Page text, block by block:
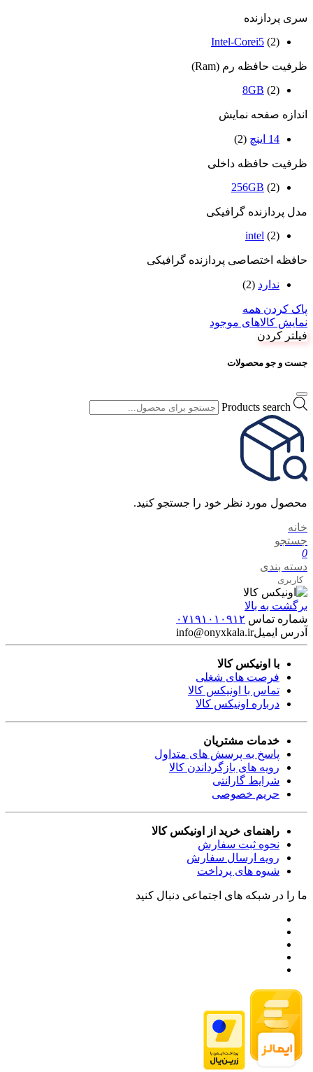
سری پردازنده
Intel-Corei5 (2)
ظرفیت حافظه رم (Ram)
8GB (2)
اندازه صفحه نمایش
14 اینچ (2)
ظرفیت حافظه داخلی
256GB (2)
مدل پردازنده گرافیکی
intel (2)
حافظه اختصاصی پردازنده گرافیکی
ندارد (2)
پاک کردن همه
نمایش کالاهای موجود
فیلتر کردن
جست و جو محصولات
Products search
محصول مورد نظر خود را جستجو کنید.
خانه
جستجو
0
دسته بندی
کاربری
برگشت به بالا
شماره تماس ۰۷۱۹۱۰۱۰۹۱۲
آدرس ایمیلinfo@onyxkala.ir
با اونیکس کالا
فرصت های شغلی
تماس با اونیکس کالا
درباره اونیکس کالا
خدمات مشتریان
پاسخ به پرسش های متداول
رویه های بازگرداندن کالا
شرایط گارانتی
حریم خصوصی
راهنمای خرید از اونیکس کالا
نحوه ثبت سفارش
رویه ارسال سفارش
شیوه های پرداخت
ما را در شبکه های اجتماعی دنبال کنید